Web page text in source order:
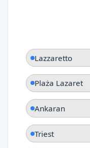
Lazzaretto
Plaża Lazaret
Ankaran
Triest